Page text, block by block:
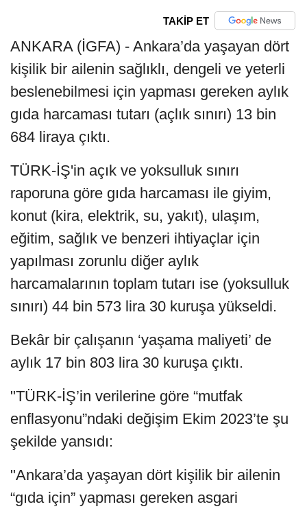
TAKİP ET
ANKARA (İGFA) - Ankara’da yaşayan dört
kişilik bir ailenin sağlıklı, dengeli ve yeterli
beslenebilmesi için yapması gereken aylık
gıda harcaması tutarı (açlık sınırı) 13 bin
684 liraya çıktı.
TÜRK-İŞ'in açık ve yoksulluk sınırı
raporuna göre gıda harcaması ile giyim,
konut (kira, elektrik, su, yakıt), ulaşım,
eğitim, sağlık ve benzeri ihtiyaçlar için
yapılması zorunlu diğer aylık
harcamalarının toplam tutarı ise (yoksulluk
sınırı) 44 bin 573 lira 30 kuruşa yükseldi.
Bekâr bir çalışanın ‘yaşama maliyeti’ de
aylık 17 bin 803 lira 30 kuruşa çıktı.
"TÜRK-İŞ’in verilerine göre “mutfak
enflasyonu”ndaki değişim Ekim 2023’te şu
şekilde yansıdı:
"Ankara’da yaşayan dört kişilik bir ailenin
“gıda için” yapması gereken asgari